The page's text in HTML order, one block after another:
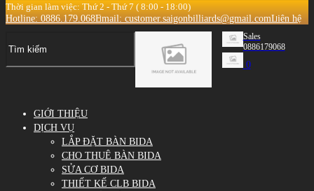
Thời gian làm việc: Thứ 2 - Thứ 7 ( 8:00 - 18:00)
Hotline: 0886.179.068Email: customer.saigonbilliards@gmail.comLiên hệ
Sales
0886179068
0
GIỚI THIỆU
DỊCH VỤ
LẮP ĐẶT BÀN BIDA
CHO THUÊ BÀN BIDA
SỬA CƠ BIDA
THIẾT KẾ CLB BIDA